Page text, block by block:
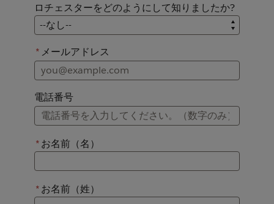
ロチェスターをどのようにして知りましたか?
ロチェスターをどのようにして知りましたか?
* メールアドレス
電話番号
*お名前（名）
*お名前（姓）